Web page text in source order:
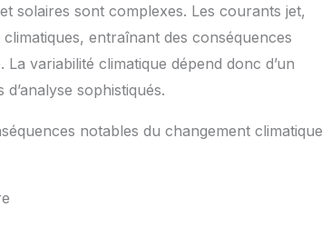
solaires sont complexes. Les courants jet,
entraînant des conséquences
variabilité climatique dépend donc d’un
sophistiqués.
notables du changement climatique